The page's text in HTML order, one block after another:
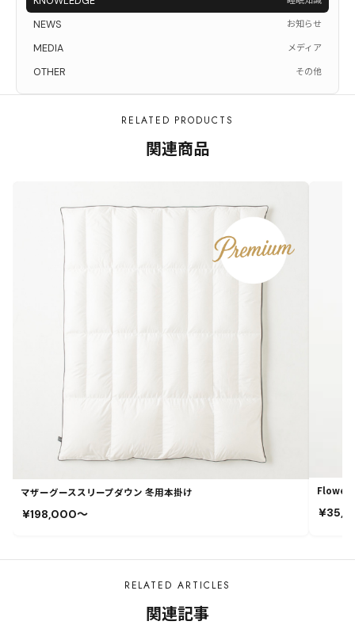
NEWS お知らせ
MEDIA メディア
OTHER その他
RELATED PRODUCTS
関連商品
マザーグーススリープダウン 冬用本掛け
¥198,000〜
Flower
RELATED ARTICLES
関連記事